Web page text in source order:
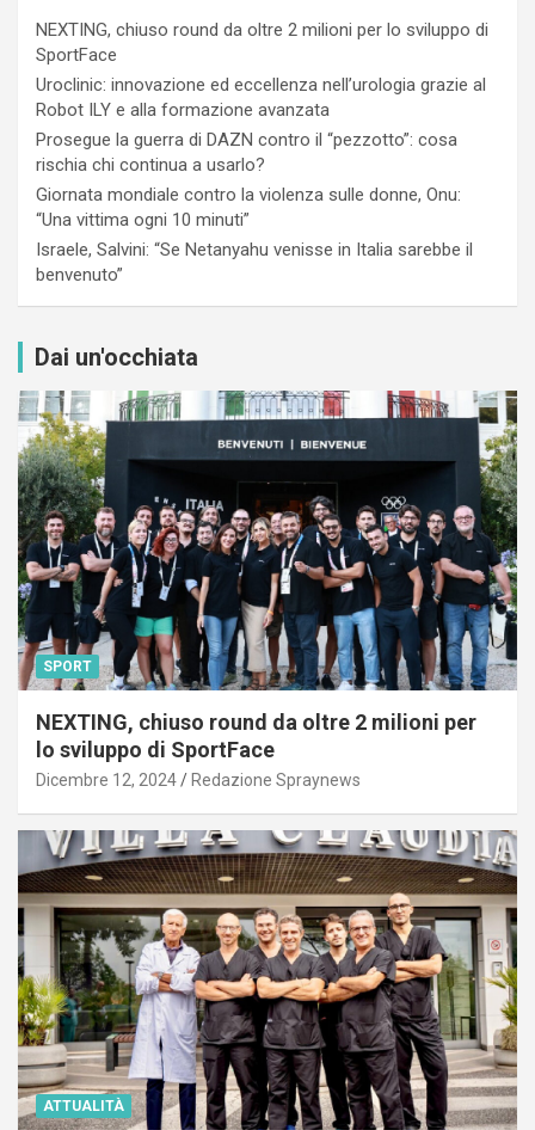
NEXTING, chiuso round da oltre 2 milioni per lo sviluppo di
SportFace
Uroclinic: innovazione ed eccellenza nell’urologia grazie al
Robot ILY e alla formazione avanzata
Prosegue la guerra di DAZN contro il “pezzotto”: cosa
rischia chi continua a usarlo?
Giornata mondiale contro la violenza sulle donne, Onu:
“Una vittima ogni 10 minuti”
Israele, Salvini: “Se Netanyahu venisse in Italia sarebbe il
benvenuto”
Dai un'occhiata
SPORT
NEXTING, chiuso round da oltre 2 milioni per
lo sviluppo di SportFace
Dicembre 12, 2024 Redazione Spraynews
ATTUALITÀ